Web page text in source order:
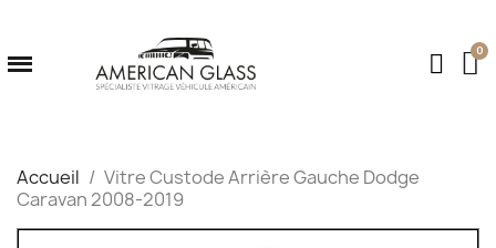
Accueil
Vitre Custode Arrière Gauche Dodge
Caravan 2008-2019